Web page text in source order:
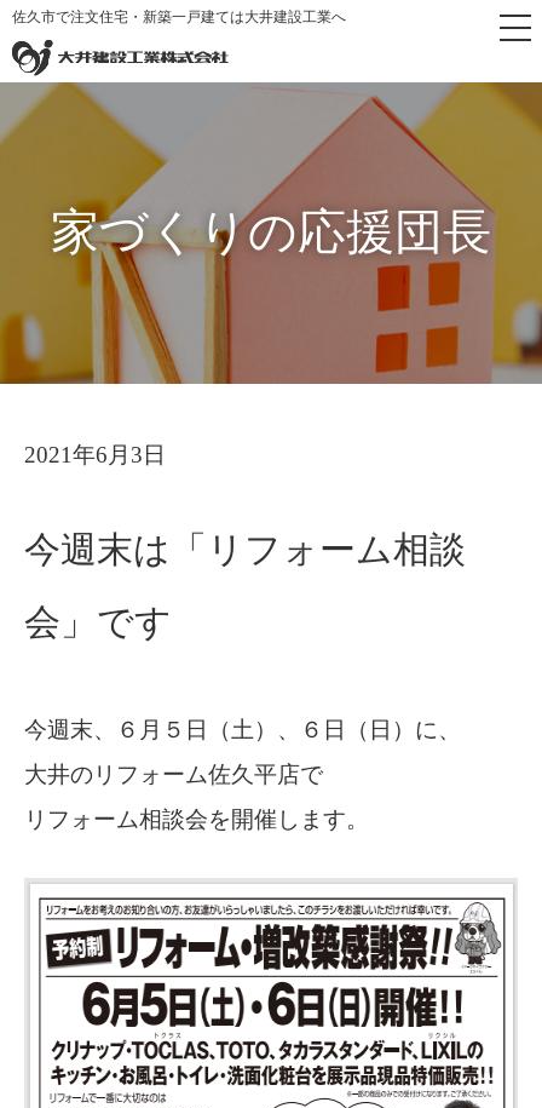
佐久市で注文住宅・新築一戸建ては大井建設工業へ
家づくりの応援団長
トップペー
ジ
家づくりの応援
団長
今週末は「リフォーム相談
2021年6月3日
今週末は「リフォーム相談
会」です
今週末、６月５日（土）、６日（日）に、
大井のリフォーム佐久平店で
リフォーム相談会を開催します。